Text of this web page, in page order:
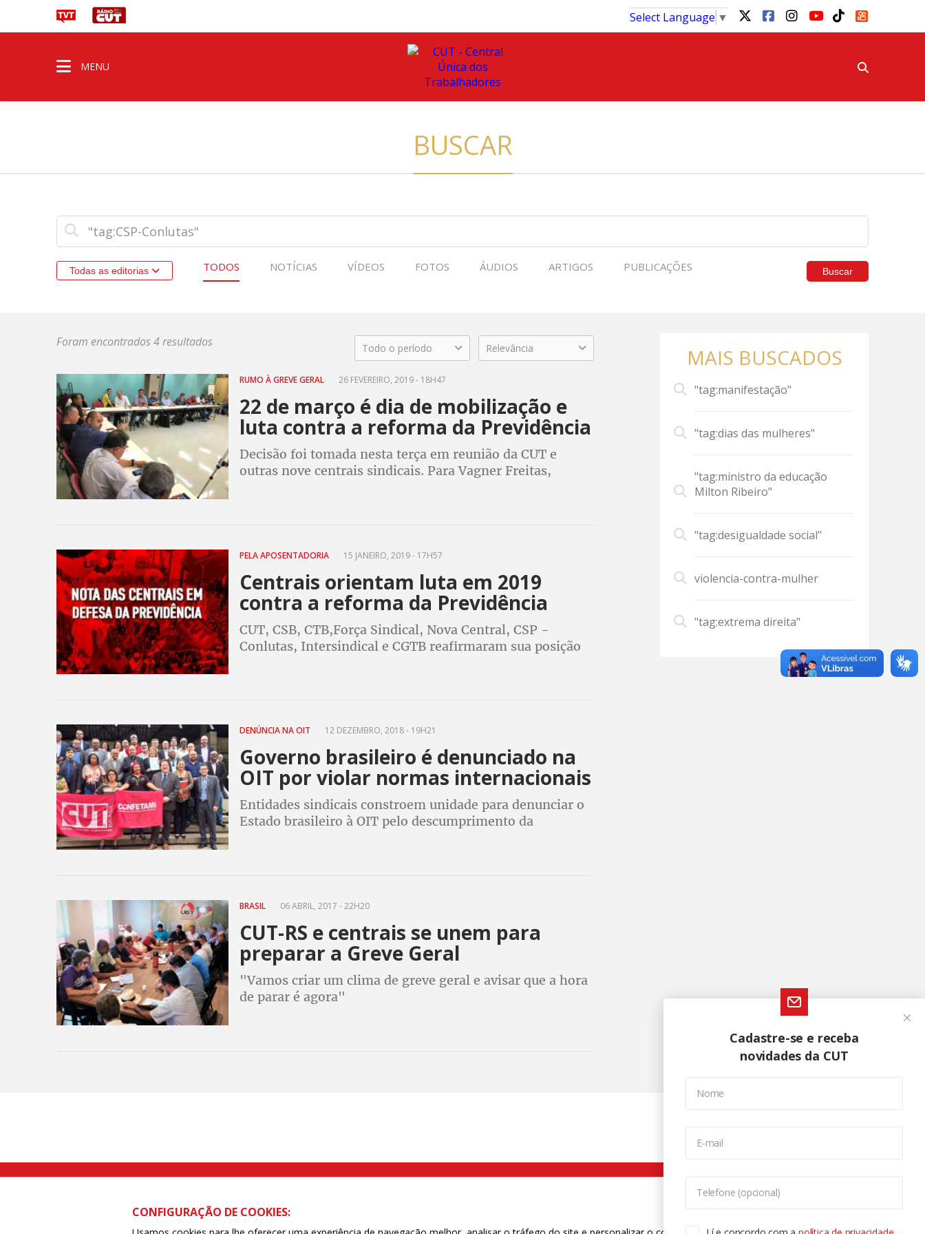
Select Language ▼
MENU
BUSCAR
Todas as editorias TODOS NOTÍCIAS VÍDEOS FOTOS ÁUDIOS ARTIGOS PUBLICAÇÕES Buscar
Foram encontrados 4 resultados Todo o período Relevância
RUMO À GREVE GERAL 26 FEVEREIRO, 2019 - 18H47
22 de março é dia de mobilização e
luta contra a reforma da Previdência
Decisão foi tomada nesta terça em reunião da CUT e
outras nove centrais sindicais. Para Vagner Freitas,
PELA APOSENTADORIA 15 JANEIRO, 2019 - 17H57
Centrais orientam luta em 2019
contra a reforma da Previdência
CUT, CSB, CTB,Força Sindical, Nova Central, CSP -
Conlutas, Intersindical e CGTB reafirmaram sua posição
DENÚNCIA NA OIT 12 DEZEMBRO, 2018 - 19H21
Governo brasileiro é denunciado na
OIT por violar normas internacionais
Entidades sindicais constroem unidade para denunciar o
Estado brasileiro à OIT pelo descumprimento da
BRASIL 06 ABRIL, 2017 - 22H20
CUT-RS e centrais se unem para
preparar a Greve Geral
"Vamos criar um clima de greve geral e avisar que a hora
de parar é agora"
MAIS BUSCADOS
"tag:manifestação"
"tag:dias das mulheres"
"tag:ministro da educação
Milton Ribeiro"
"tag:desigualdade social"
violencia-contra-mulher
"tag:extrema direita"
Cadastre-se e receba
novidades da CUT
Nome
E-mail
Telefone (opcional)
Rua Caetano Pinto nº 575 CEP 03041-000 Brás, São Paulo/SP | Telefone (11) 2108 9200 - Fax (11) 2108 9310
CONFIGURAÇÃO DE COOKIES: